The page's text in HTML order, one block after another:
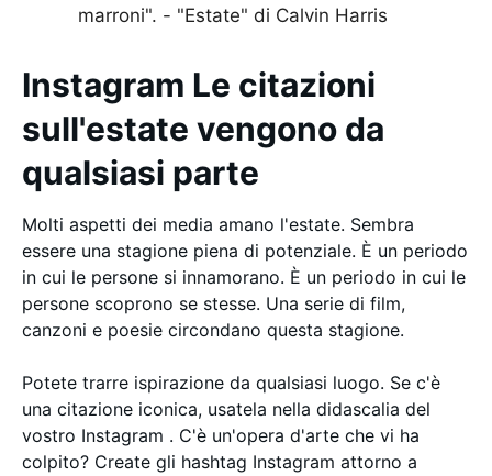
marroni". - "Estate" di Calvin Harris
Instagram Le citazioni
sull'estate vengono da
qualsiasi parte
Molti aspetti dei media amano l'estate. Sembra
essere una stagione piena di potenziale. È un periodo
in cui le persone si innamorano. È un periodo in cui le
persone scoprono se stesse. Una serie di film,
canzoni e poesie circondano questa stagione.
Potete trarre ispirazione da qualsiasi luogo. Se c'è
una citazione iconica, usatela nella didascalia del
vostro Instagram . C'è un'opera d'arte che vi ha
colpito? Create gli hashtag Instagram attorno a